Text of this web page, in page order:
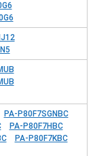
PA-P80F7SGNBC
PA-P80F7HBC
PA-P80F7KBC